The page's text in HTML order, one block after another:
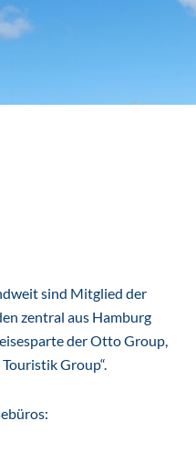
sind Mitglied der
zentral aus Hamburg
der Otto Group,
Group“.